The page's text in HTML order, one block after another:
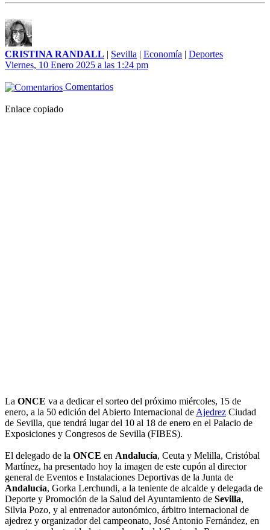
CRISTINA RANDALL | Sevilla | Economía | Deportes
Viernes, 10 Enero 2025 a las 1:24 pm
Comentarios
Enlace copiado
La ONCE va a dedicar el sorteo del próximo miércoles, 15 de
enero, a la 50 edición del Abierto Internacional de Ajedrez Ciudad
de Sevilla, que tendrá lugar del 10 al 18 de enero en el Palacio de
Exposiciones y Congresos de Sevilla (FIBES).
El delegado de la ONCE en Andalucía, Ceuta y Melilla, Cristóbal
Martínez, ha presentado hoy la imagen de este cupón al director
general de Eventos e Instalaciones Deportivas de la Junta de
Andalucía, Gorka Lerchundi, a la teniente de alcalde y delegada de
Deporte y Promoción de la Salud del Ayuntamiento de Sevilla,
Silvia Pozo, y al entrenador autonómico, árbitro internacional de
ajedrez y organizador del campeonato, José Antonio Fernández, en